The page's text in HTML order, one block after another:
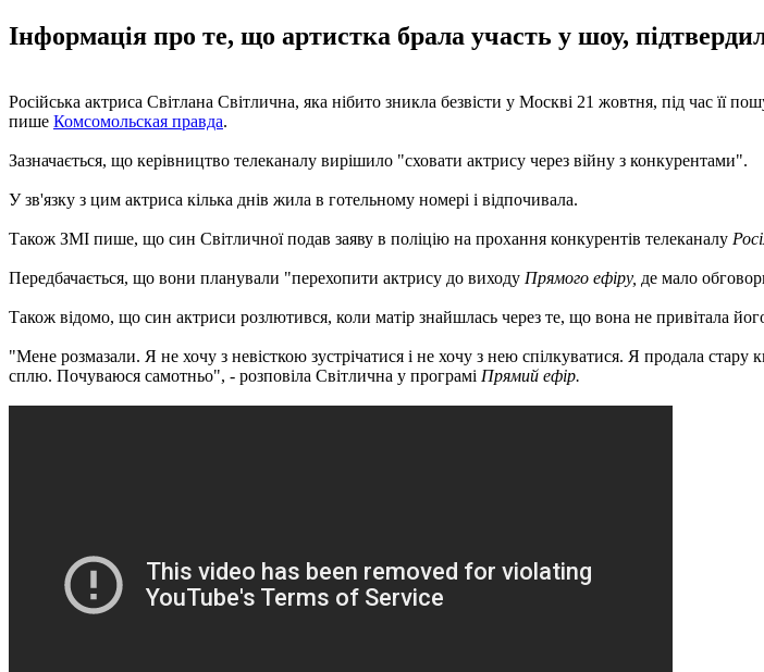
Інформація про те, що артистка брала участь у шоу,
Російська актриса Світлана Світлична, яка нібито зникла безвісти у Москві 21 жовтня, під час її
пише Комсомольская правда.
Зазначається, що керівництво телеканалу вирішило "сховати актрису через війну з конкурентами".
У зв'язку з цим актриса кілька днів жила в готельному номері і відпочивала.
Також ЗМІ пише, що син Світличної подав заяву в поліцію на прохання конкурентів телеканалу
Передбачається, що вони планували "перехопити актрису до виходу Прямого ефіру, де мало
Також відомо, що син актриси розлютився, коли матір знайшлась через те, що вона не привітала
"Мене розмазали. Я не хочу з невісткою зустрічатися і не хочу з нею спілкуватися. Я продала
сплю. Почуваюся самотньо", - розповіла Світлична у програмі Прямий ефір.